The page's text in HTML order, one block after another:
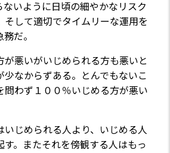
いように日頃の細やかなリスク
そして適切でタイムリーな運用を
だ。
悪いがいじめられる方も悪いと
少なからずある。とんでもないこ
問わず１００％いじめる方が悪い
じめられる人より、いじめる人
す。またそれを傍観する人はもっ